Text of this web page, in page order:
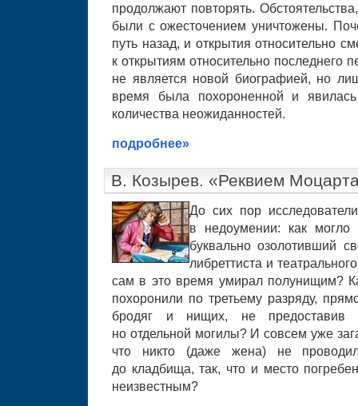
продолжают повторять.
были с ожесточением уничтожены.
путь назад, и открытия относительно
к открытиям относительно последнего
не является новой биографией, но
время была похороненной и
количества неожиданностей.
подробнее»
В. Козырев. «Реквием
До сих пор
в недоумении: как могло
буквально озолотивший
либреттиста и
сам в это время умирал полунищим?
похоронили по третьему разряду,
бродяг и нищих, не предоставив
но отдельной могилы? И совсем уже
что никто (даже жена) не
до кладбища, так, что и место
неизвестным?